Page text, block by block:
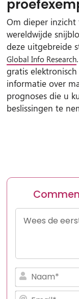
Om dieper inzicht
wereldwijde
deze uitgebreide
Global Info Research
gratis
informatie over
prognoses die u
beslissingen te